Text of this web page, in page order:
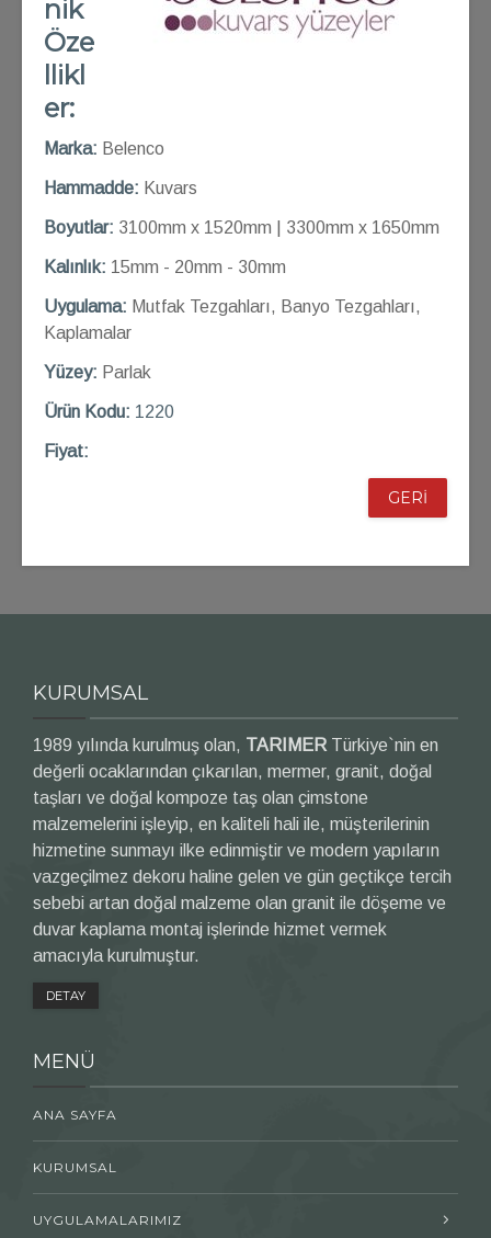
nik
Öze
llikl
er:
Marka: Belenco
Hammadde: Kuvars
Boyutlar: 3100mm x 1520mm | 3300mm x 1650mm
Kalınlık: 15mm - 20mm - 30mm
Uygulama: Mutfak Tezgahları, Banyo Tezgahları,
Kaplamalar
Yüzey: Parlak
Ürün Kodu: 1220
Fiyat:
GERİ
KURUMSAL
1989 yılında kurulmuş olan, TARIMER Türkiye`nin en
değerli ocaklarından çıkarılan, mermer, granit, doğal
taşları ve doğal kompoze taş olan çimstone
malzemelerini işleyip, en kaliteli hali ile, müşterilerinin
hizmetine sunmayı ilke edinmiştir ve modern yapıların
vazgeçilmez dekoru haline gelen ve gün geçtikçe tercih
sebebi artan doğal malzeme olan granit ile döşeme ve
duvar kaplama montaj işlerinde hizmet vermek
amacıyla kurulmuştur.
DETAY
MENÜ
ANA SAYFA
KURUMSAL
UYGULAMALARIMIZ